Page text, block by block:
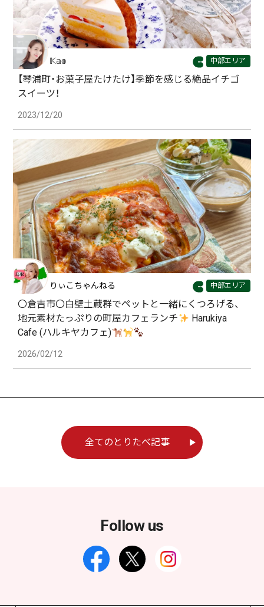
𝕂𝕒𝕠 中部エリア
【琴浦町・お菓子屋たけたけ】季節を感じる絶品イチゴ
スイーツ！
2023/12/20
りぃこちゃんねる 中部エリア
〇倉吉市〇白壁土蔵群でペットと一緒にくつろげる、
地元素材たっぷりの町屋カフェランチ
Harukiya
Cafe (ハルキヤカフェ)
2026/02/12
全てのとりたべ記事
Follow us